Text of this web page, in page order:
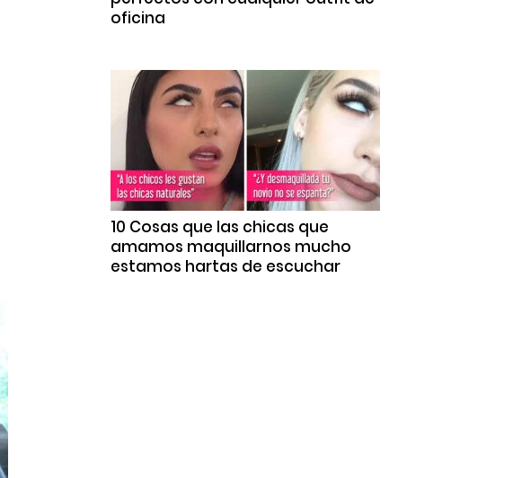
oficina
10 Cosas que las chicas que
amamos maquillarnos mucho
estamos hartas de escuchar